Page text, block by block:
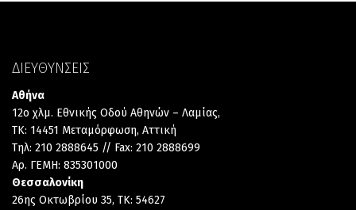
ΔΙΕΥΘΥΝΣΕΙΣ
Αθήνα
12ο χλμ. Εθνικής Οδού Αθηνών – Λαμίας,
TK: 14451 Μεταμόρφωση, Αττική
Τηλ: 210 2888645 // Fax: 210 2888699
Αρ. ΓΕΜΗ: 835301000
Θεσσαλονίκη
26ης Οκτωβρίου 35, TK: 54627